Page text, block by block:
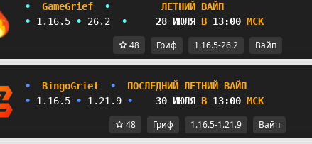
• GameGrief • ЛЕТНИЙ ВАЙП
•
1 . 16. 5 • 26.2 • 28 ИЮЛЯ В 13:00 МСК
48 Гриф 1.16.5-26.2 Вайп
• BingoGrief • ПОСЛЕДНИЙ ЛЕТНИЙ ВАЙП
• 1.16.5 • 1.21.9 • 30 ИЮЛЯ В 13:00 МСК
48 Гриф 1.16.5-1.21.9 Вайп